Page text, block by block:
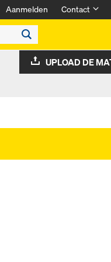
Aanmelden Contact
UPLOAD DE